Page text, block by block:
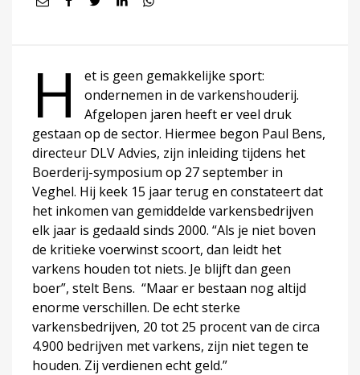
H
et is geen gemakkelijke sport:
ondernemen in de varkenshouderij.
Afgelopen jaren heeft er veel druk
gestaan op de sector. Hiermee begon Paul Bens,
directeur DLV Advies, zijn inleiding tijdens het
Boerderij-symposium op 27 september in
Veghel. Hij keek 15 jaar terug en constateert dat
het inkomen van gemiddelde varkensbedrijven
elk jaar is gedaald sinds 2000. “Als je niet boven
de kritieke voerwinst scoort, dan leidt het
varkens houden tot niets. Je blijft dan geen
boer”, stelt Bens. “Maar er bestaan nog altijd
enorme verschillen. De echt sterke
varkensbedrijven, 20 tot 25 procent van de circa
4.900 bedrijven met varkens, zijn niet tegen te
houden. Zij verdienen echt geld.”